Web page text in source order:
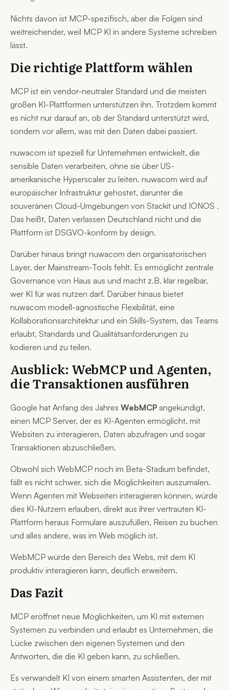
Nichts davon ist MCP-spezifisch, aber die Folgen sind
weitreichender, weil MCP KI in andere Systeme schreiben
lässt.
Die richtige Plattform wählen
MCP ist ein vendor-neutraler Standard und die meisten
großen KI-Plattformen unterstützen ihn. Trotzdem kommt
es nicht nur darauf an, ob der Standard unterstützt wird,
sondern vor allem, was mit den Daten dabei passiert.
​nuwacom ist speziell für Unternehmen entwickelt, die
sensible Daten verarbeiten, ohne sie über US-
amerikanische Hyperscaler zu leiten. nuwacom wird auf
europäischer Infrastruktur gehostet, darunter die
souveränen Cloud-Umgebungen von Stackit und IONOS .
Das heißt, Daten verlassen Deutschland nicht und die
Plattform ist DSGVO-konform by design.
Darüber hinaus bringt nuwacom den organisatorischen
Layer, der Mainstream-Tools fehlt. Es ermöglicht zentrale
Governance von Haus aus und macht z.B. klar regelbar,
wer KI für was nutzen darf. Darüber hinaus bietet
nuwacom modell-agnostische Flexibilität, eine
Kollaborationsarchitektur und ein Skills-System, das Teams
erlaubt, Standards und Qualitätsanforderungen zu
kodieren und zu teilen.
Ausblick: WebMCP und Agenten,
die Transaktionen ausführen
Google hat Anfang des Jahres WebMCP angekündigt,
einen MCP Server, der es KI-Agenten ermöglicht, mit
Websiten zu interagieren, Daten abzufragen und sogar
Transaktionen abzuschließen.
Obwohl sich WebMCP noch im Beta-Stadium befindet,
fällt es nicht schwer, sich die Möglichkeiten auszumalen.
Wenn Agenten mit Webseiten interagieren können, würde
dies KI-Nutzern erlauben, direkt aus ihrer vertrauten KI-
Plattform heraus Formulare auszufüllen, Reisen zu buchen
und alles andere, was im Web möglich ist.
WebMCP würde den Bereich des Webs, mit dem KI
produktiv interagieren kann, deutlich erweitern.
Das Fazit
MCP eröffnet neue Möglichkeiten, um KI mit externen
Systemen zu verbinden und erlaubt es Unternehmen, die
Lücke zwischen den eigenen Systemen und den
Antworten, die die KI geben kann, zu schließen.
Es verwandelt KI von einem smarten Assistenten, der mit